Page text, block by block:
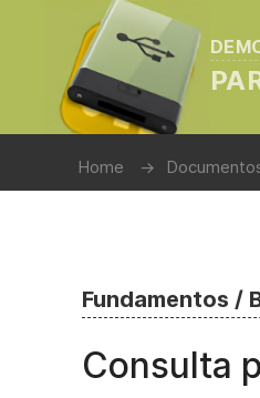
Home
Fundamentos /
Consulta